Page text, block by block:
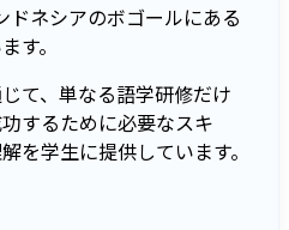
ネシアのボゴールにある
す。
て、単なる語学研修だけ
するために必要なスキ
を学生に提供しています。